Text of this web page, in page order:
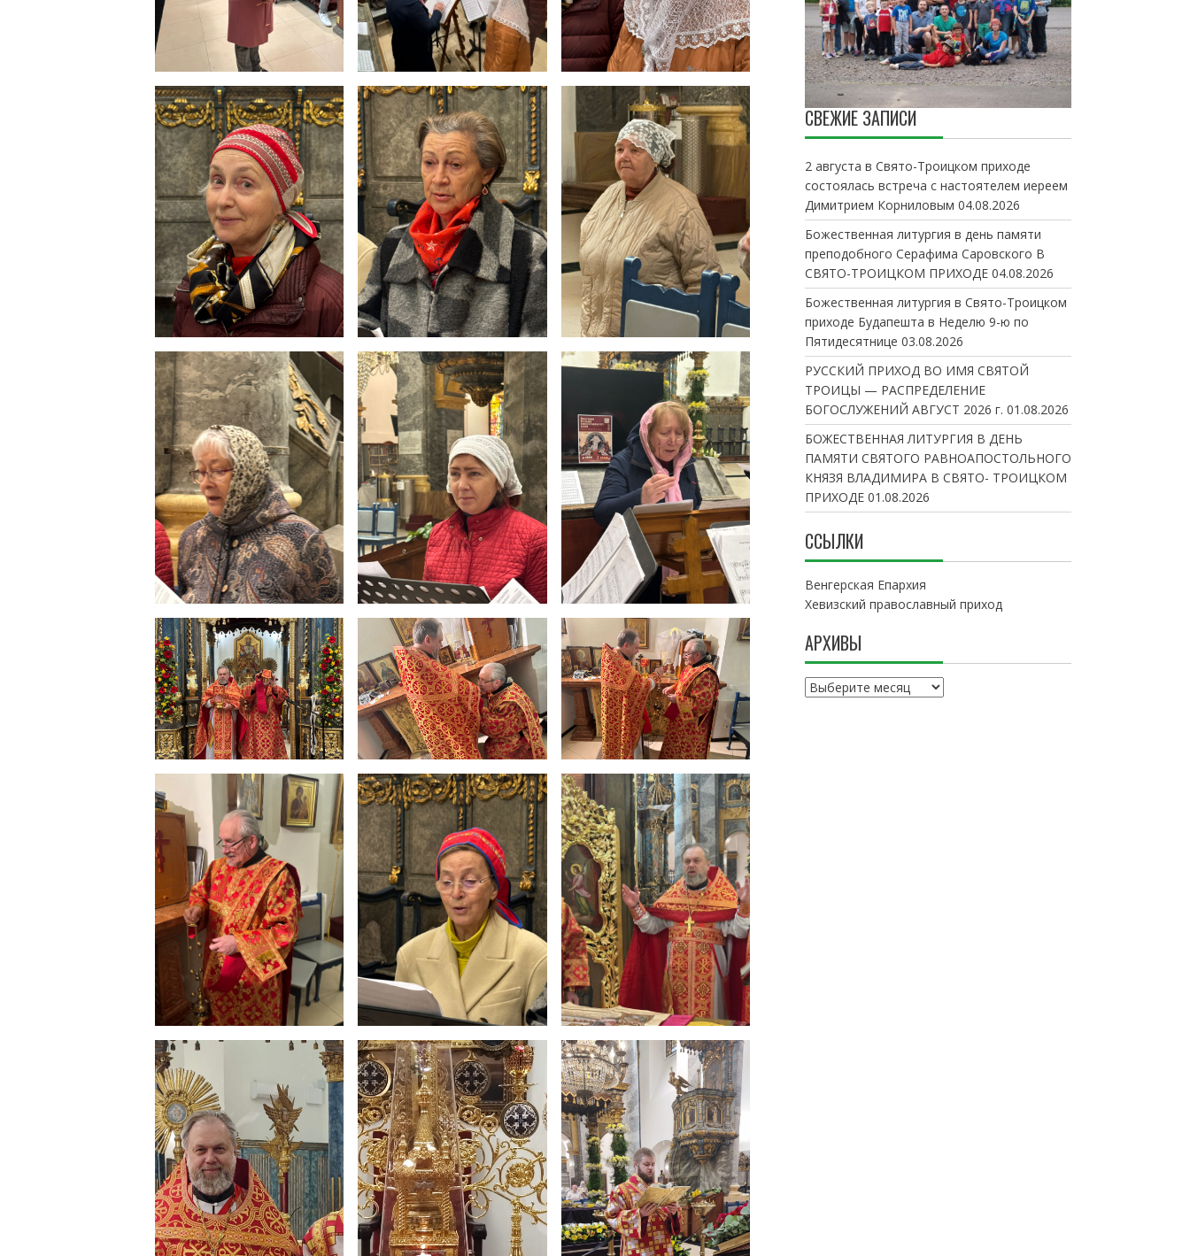
СВЕЖИЕ ЗАПИСИ
2 августа в Свято-Троицком приходе
состоялась встреча с настоятелем иереем
Димитрием Корниловым 04.08.2026
Божественная литургия в день памяти
преподобного Серафима Саровского В
СВЯТО-ТРОИЦКОМ ПРИХОДЕ 04.08.2026
Божественная литургия в Свято-Троицком
приходе Будапешта в Неделю 9-ю по
Пятидесятнице 03.08.2026
РУССКИЙ ПРИХОД ВО ИМЯ СВЯТОЙ
ТРОИЦЫ — РАСПРЕДЕЛЕНИЕ
БОГОСЛУЖЕНИЙ АВГУСТ 2026 г. 01.08.2026
БОЖЕСТВЕННАЯ ЛИТУРГИЯ В ДЕНЬ
ПАМЯТИ СВЯТОГО РАВНОАПОСТОЛЬНОГО
КНЯЗЯ ВЛАДИМИРА В СВЯТО- ТРОИЦКОМ
ПРИХОДЕ 01.08.2026
ССЫЛКИ
Венгерская Епархия
Хевизский православный приход
АРХИВЫ
А